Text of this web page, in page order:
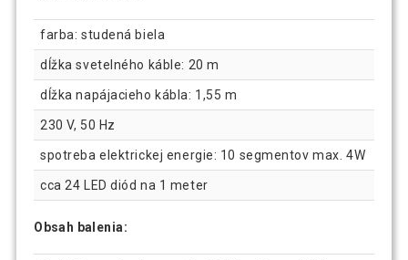
farba: studená biela
dĺžka svetelného káble: 20 m
dĺžka napájacieho kábla: 1,55 m
230 V, 50 Hz
spotreba elektrickej energie: 10 segmentov max. 4W
cca 24 LED diód na 1 meter
Obsah balenia: